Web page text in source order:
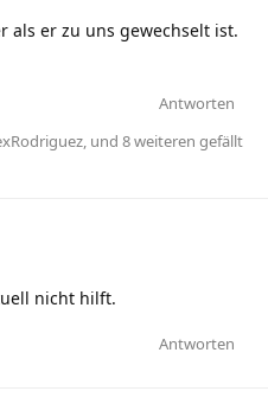
als er zu uns gewechselt ist.
Antworten
, und 8weiteren gefällt
nicht hilft.
Antworten